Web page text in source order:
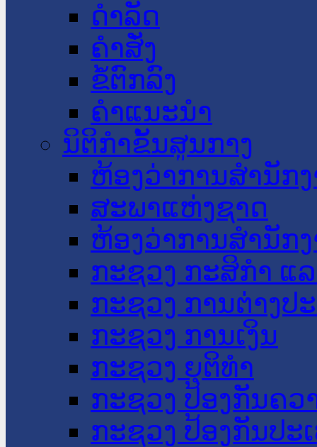
ດໍາລັດ
ຄໍາສັ່ງ
ຂໍ້ຕົກລົງ
ຄໍາແນະນໍາ
ນິຕິກໍາຂັ້ນສູນກາງ
ຫ້ອງວ່າການສໍານັກ
ສະພາແຫ່ງຊາດ
ຫ້ອງວ່າການສຳນັກ
ກະຊວງ ກະສິກຳ ແ
ກະຊວງ ການຕ່າງປ
ກະຊວງ ການເງິນ
ກະຊວງ ຍຸຕິທໍາ
ກະຊວງ ປ້ອງກັນຄວ
ກະຊວງ ປ້ອງກັນປະ